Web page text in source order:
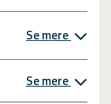
Se mere
Se mere